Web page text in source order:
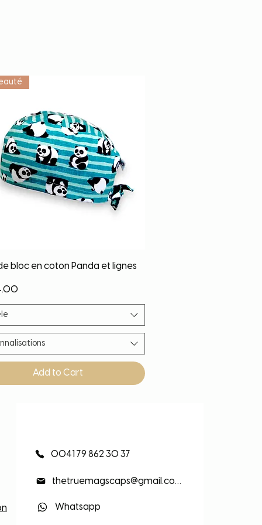
Quick View
bloc en coton Panda et lignes
Add to Cart
0041 79 862 30 37
thetruemagscaps@gmail.com
Whatsapp